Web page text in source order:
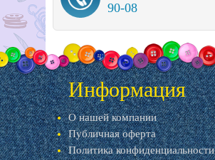
90-08
Информация
О нашей компании
Публичная оферта
Политика конфиденциальности